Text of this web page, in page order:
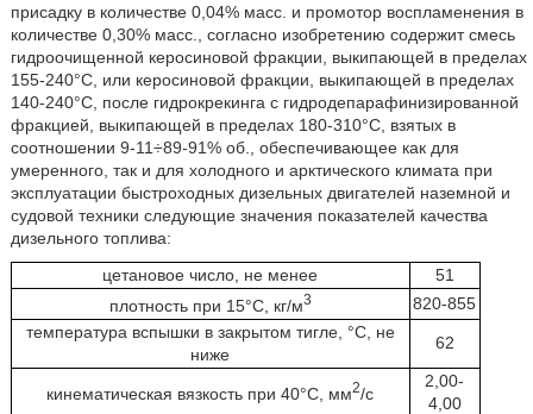
присадку в количестве 0,04% масс. и промотор воспламенения в
количестве 0,30% масс., согласно изобретению содержит смесь
гидроочищенной керосиновой фракции, выкипающей в пределах
155-240°С, или керосиновой фракции, выкипающей в пределах
140-240°С, после гидрокрекинга с гидродепарафинизированной
фракцией, выкипающей в пределах 180-310°С, взятых в
соотношении 9-11÷89-91% об., обеспечивающее как для
умеренного, так и для холодного и арктического климата при
эксплуатации быстроходных дизельных двигателей наземной и
судовой техники следующие значения показателей качества
дизельного топлива:
цетановое число, не менее
51
плотность при 15°С, кг/м3
820-855
температура вспышки в закрытом тигле, °С, не
ниже
62
кинематическая вязкость при 40°С, мм2/с
2,00-
4,00